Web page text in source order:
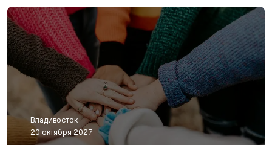
Владивосток
20 октября 2027